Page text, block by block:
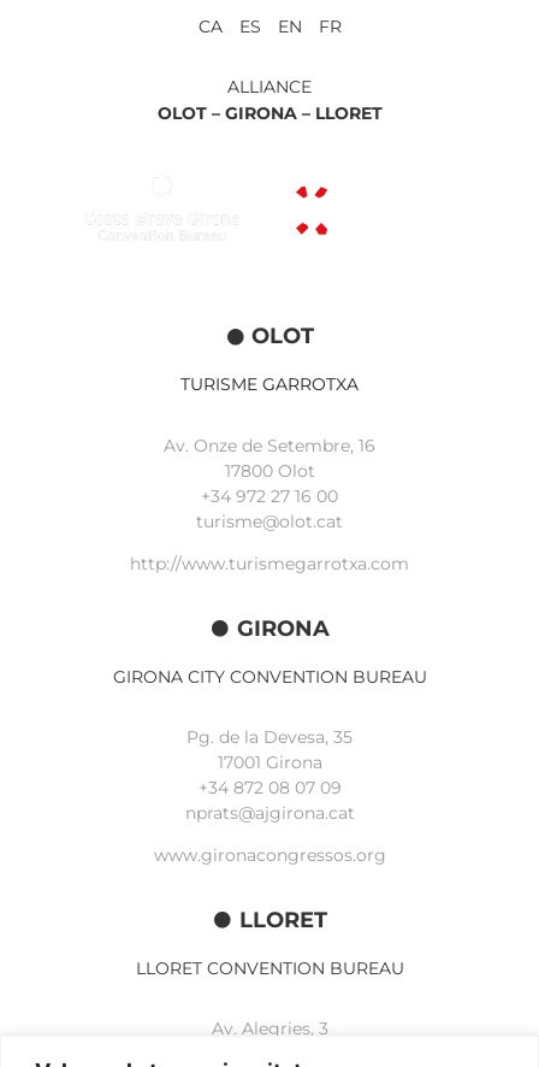
CA ES EN FR
ALLIANCE
OLOT – GIRONA – LLORET
OLOT
TURISME GARROTXA
Av. Onze de Setembre, 16
17800 Olot
+34 972 27 16 00
turisme@olot.cat
http://www.turismegarrotxa.com
GIRONA
GIRONA CITY CONVENTION BUREAU
Pg. de la Devesa, 35
17001 Girona
+34 872 08 07 09
nprats@ajgirona.cat
www.gironacongressos.org
LLORET
LLORET CONVENTION BUREAU
Av. Alegries, 3